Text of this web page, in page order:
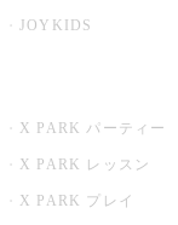
JOYKIDS
X PARK パーティー
X PARK レッスン
X PARK プレイ